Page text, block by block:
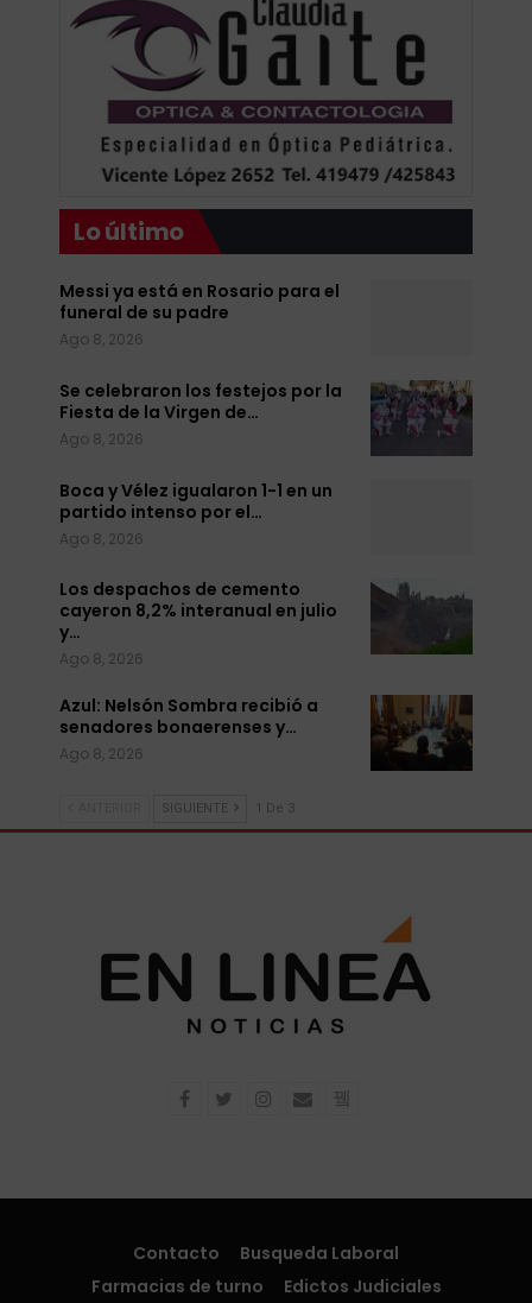
Lo último
Messi ya está en Rosario para el
funeral de su padre
Ago 8, 2026
Se celebraron los festejos por la
Fiesta de la Virgen de…
Ago 8, 2026
Boca y Vélez igualaron 1-1 en un
partido intenso por el…
Ago 8, 2026
Los despachos de cemento
cayeron 8,2% interanual en julio
y…
Ago 8, 2026
Azul: Nelsón Sombra recibió a
senadores bonaerenses y…
Ago 8, 2026
SIGUIENTE 1 De 3
Contacto
Busqueda Laboral
Farmacias de turno
Edictos Judiciales